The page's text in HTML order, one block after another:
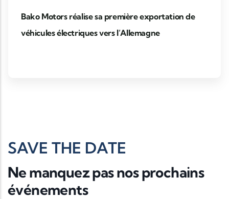
Bako Motors réalise sa première exportation de
véhicules électriques vers l’Allemagne
SAVE THE DATE
Ne manquez pas nos prochains
événements